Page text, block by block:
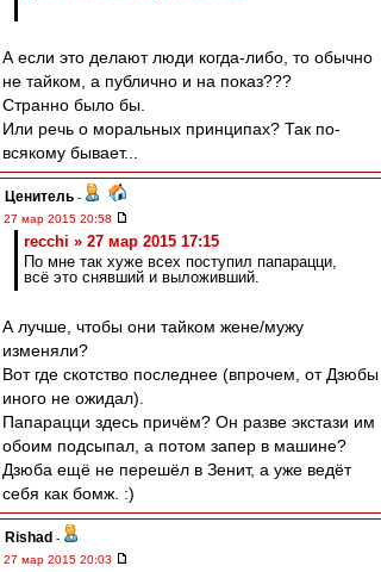
А если это делают люди когда-либо, то обычно
не тайком, а публично и на показ???
Странно было бы.
Или речь о моральных принципах? Так по-
всякому бывает...
Ценитель -
27 мар 2015 20:58
recchi » 27 мар 2015 17:15
По мне так хуже всех поступил папарацци,
всё это снявший и выложивший.
А лучше, чтобы они тайком жене/мужу
изменяли?
Вот где скотство последнее (впрочем, от Дзюбы
иного не ожидал).
Папарацци здесь причём? Он разве экстази им
обоим подсыпал, а потом запер в машине?
Дзюба ещё не перешёл в Зенит, а уже ведёт
себя как бомж. :)
Rishad -
27 мар 2015 20:03